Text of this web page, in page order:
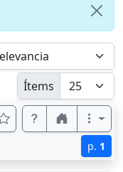
Ítems
p. 1